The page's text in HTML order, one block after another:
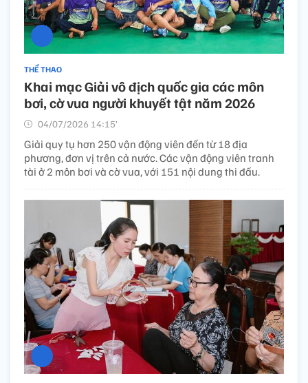
THỂ THAO
Khai mạc Giải vô địch quốc gia các môn
bơi, cờ vua người khuyết tật năm 2026
04/07/2026 14:15’
Giải quy tụ hơn 250 vận động viên đến từ 18 địa
phương, đơn vị trên cả nước. Các vận động viên tranh
tài ở 2 môn bơi và cờ vua, với 151 nội dung thi đấu.